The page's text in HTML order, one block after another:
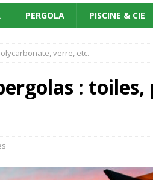
PERGOLA PISCINE & CIE
verre, etc.
: